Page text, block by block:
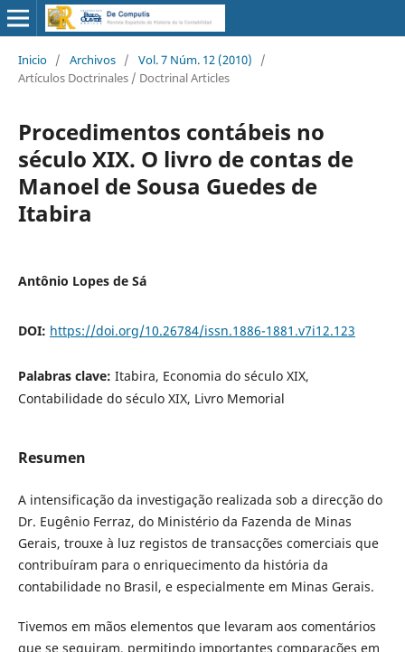
Inicio / Archivos / Vol. 7 Núm. 12 (2010)
/
Artículos Doctrinales / Doctrinal Articles
Procedimentos contábeis no
século XIX. O livro de contas de
Manoel de Sousa Guedes de
Itabira
Antônio Lopes de Sá
DOI: https://doi.org/10.26784/issn.1886-1881.v7i12.123
Palabras clave: Itabira, Economia do século XIX,
Contabilidade do século XIX, Livro Memorial
Resumen
A intensificação da investigação realizada sob a direcção do
Dr. Eugênio Ferraz, do Ministério da Fazenda de Minas
Gerais, trouxe à luz registos de transacções comerciais que
contribuíram para o enriquecimento da história da
contabilidade no Brasil, e especialmente em Minas Gerais.
Tivemos em mãos elementos que levaram aos comentários
que se seguiram, permitindo importantes comparações em